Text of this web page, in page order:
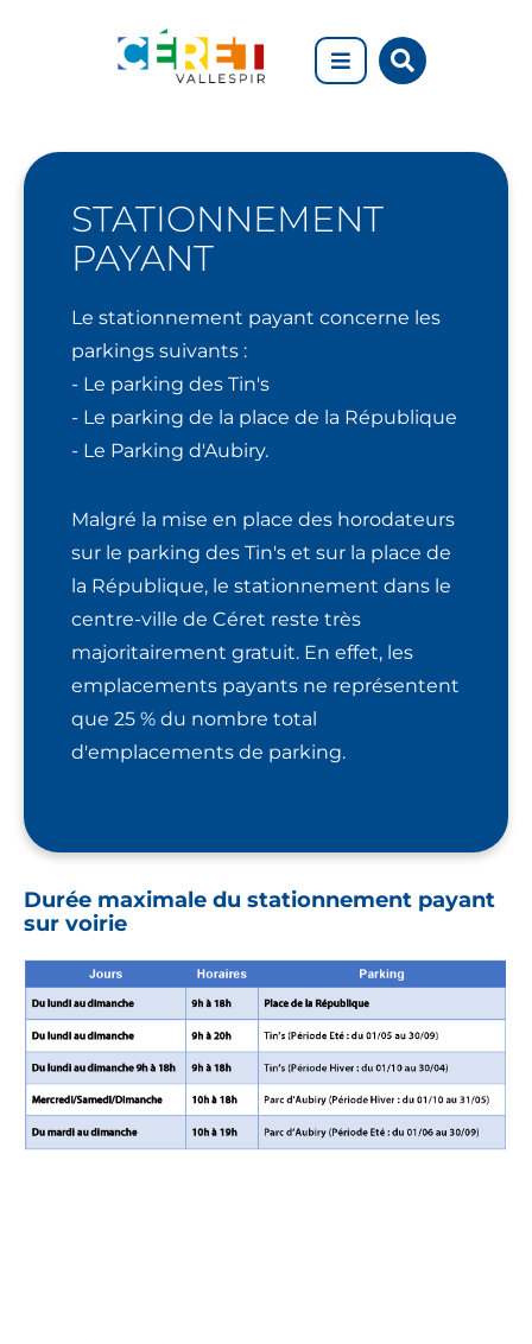
Aller à la recherche
sur
Stationnement
STATIONNEMENT
PAYANT
Le stationnement payant concerne les
parkings suivants :
- Le parking des Tin's
- Le parking de la place de la République
- Le Parking d'Aubiry.
Malgré la mise en place des horodateurs
sur le parking des Tin's et sur la place de
la République, le stationnement dans le
centre-ville de Céret reste très
majoritairement gratuit. En effet, les
emplacements payants ne représentent
que 25 % du nombre total
d'emplacements de parking.
Durée maximale du stationnement payant
sur voirie